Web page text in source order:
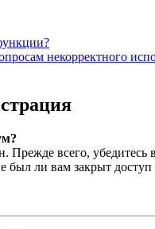
некорректного
Прежде всего, убедитесь
был ли вам закрыт